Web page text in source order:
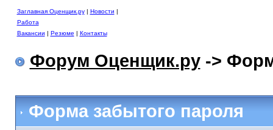
Заглавная Оценщик.ру| Новости |
Работа
Вакансии | Резюме | Контакты
Форум Оценщик.ру->
Форма забытого пароля